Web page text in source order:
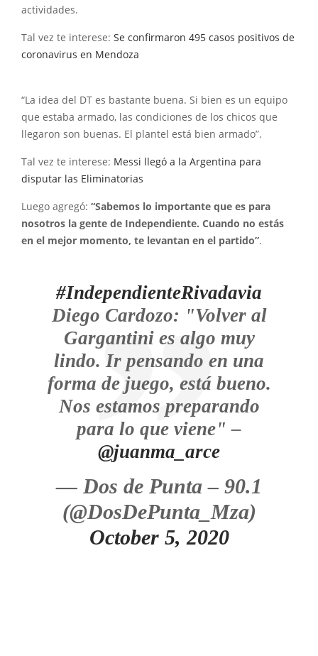
actividades.
Tal vez te interese: Se confirmaron 495 casos positivos de
coronavirus en Mendoza
“La idea del DT es bastante buena. Si bien es un equipo
que estaba armado, las condiciones de los chicos que
llegaron son buenas. El plantel está bien armado”.
Tal vez te interese: Messi llegó a la Argentina para
disputar las Eliminatorias
Luego agregó: “Sabemos lo importante que es para
nosotros la gente de Independiente. Cuando no estás
en el mejor momento, te levantan en el partido”.
#IndependienteRivadavia
Diego Cardozo: "Volver al
Gargantini es algo muy
lindo. Ir pensando en una
forma de juego, está bueno.
Nos estamos preparando
para lo que viene" –
@juanma_arce
— Dos de Punta – 90.1
(@DosDePunta_Mza)
October 5, 2020